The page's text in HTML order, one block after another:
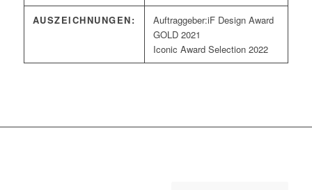
AUSZEICHNUNGEN:
iF Design Award
GOLD 2021
Iconic Award Selection 2022